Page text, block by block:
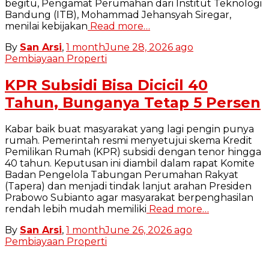
begitu, Pengamat Perumahan dari Institut Teknologi
Bandung (ITB), Mohammad Jehansyah Siregar,
menilai kebijakan Read more…
By San Arsi, 1 monthJune 28, 2026 ago
Pembiayaan Properti
KPR Subsidi Bisa Dicicil 40
Tahun, Bunganya Tetap 5 Persen
Kabar baik buat masyarakat yang lagi pengin punya
rumah. Pemerintah resmi menyetujui skema Kredit
Pemilikan Rumah (KPR) subsidi dengan tenor hingga
40 tahun. Keputusan ini diambil dalam rapat Komite
Badan Pengelola Tabungan Perumahan Rakyat
(Tapera) dan menjadi tindak lanjut arahan Presiden
Prabowo Subianto agar masyarakat berpenghasilan
rendah lebih mudah memiliki Read more…
By San Arsi, 1 monthJune 26, 2026 ago
Pembiayaan Properti